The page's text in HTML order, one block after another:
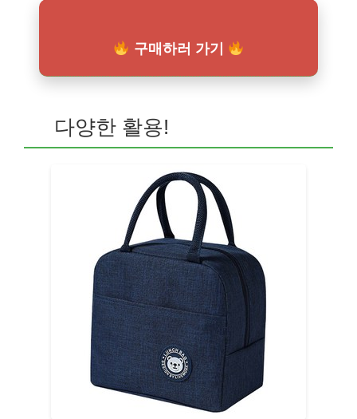
구매하러 가기
다양한 활용!